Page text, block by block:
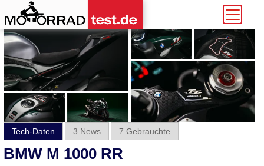
Tech-Daten 3 News 7 Gebrauchte
BMW M 1000 RR